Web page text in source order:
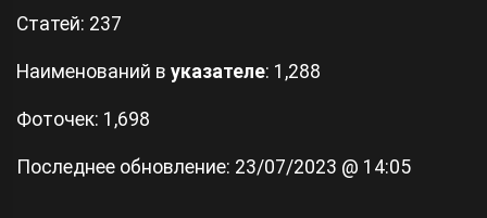
Статей: 237
Наименований в указателе: 1,288
Фоточек: 1,698
Последнее обновление: 23/07/2023 @ 14:05